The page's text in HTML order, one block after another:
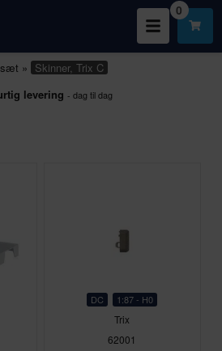
0
» Skinner, Trix C
levering - dag til dag
DC 1:87 - H0
Trix
62001